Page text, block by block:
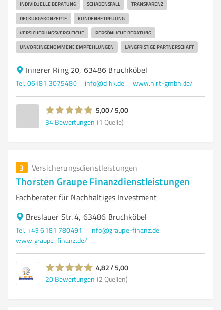
INDIVIDUELLE BERATUNG SCHADENSFALL TRANSPARENZ
DECKUNGSKONZEPTE KUNDENBETREUUNG
VERSICHERUNGSVERGLEICHE PERSÖNLICHE BERATUNG
UNVOREINGENOMMENE EMPFEHLUNGEN LANGFRISTIGE PARTNERSCHAFT
Innerer Ring 20, 63486 Bruchköbel
Tel. 06181 3075480 info@dihk.de www.hirt-gmbh.de/
5,00 / 5,00
34 Bewertungen (1 Quelle)
3 Versicherungsdienstleistungen
Thorsten Graupe Finanzdienstleistungen
Fachberater für Nachhaltiges Investment
Breslauer Str. 4, 63486 Bruchköbel
Tel. +49 6181 780491
info@graupe-finanz.de
www.graupe-finanz.de/
4,82 / 5,00
20 Bewertungen (2 Quellen)